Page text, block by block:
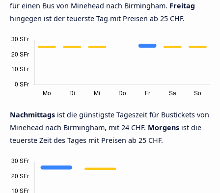
für einen Bus von Minehead nach Birmingham. Freitag
hingegen ist der teuerste Tag mit Preisen ab 25 CHF.
Nachmittags ist die günstigste Tageszeit für Bustickets von
Minehead nach Birmingham, mit 24 CHF. Morgens ist die
teuerste Zeit des Tages mit Preisen ab 25 CHF.